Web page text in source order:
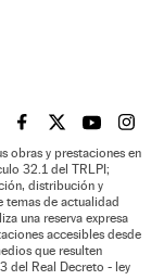
EL PAÍS BRASIL EN
EL PAÍSEL PAÍS
EL
obras y prestaciones en
32.1 del TRLPI;
distribución y
temas de actualidad
una reserva expresa
accesibles desde
que resulten
del Real Decreto - ley